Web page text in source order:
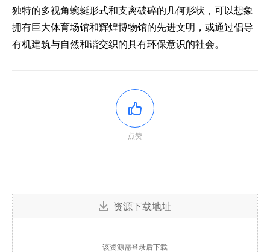
独特的多视角蜿蜒形式和支离破碎的几何形状，可以想象
拥有巨大体育场馆和辉煌博物馆的先进文明，或通过倡导
有机建筑与自然和谐交织的具有环保意识的社会。
点赞
资源下载地址
该资源需登录后下载